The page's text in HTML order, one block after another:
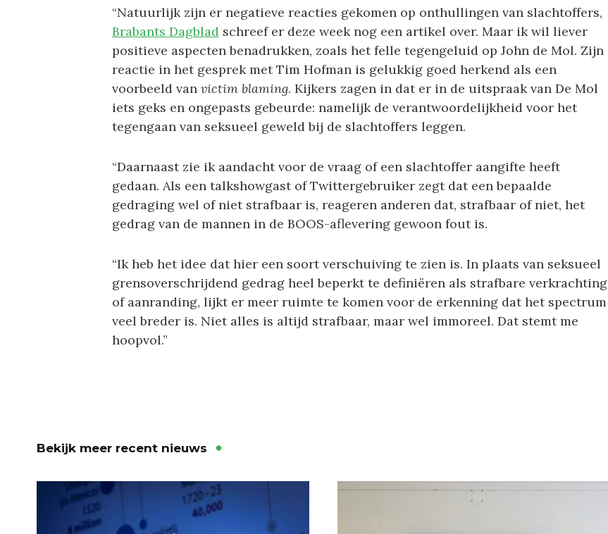
“Natuurlijk zijn er negatieve reacties gekomen op onthullingen van slachtoffers,
Brabants Dagbladschreef er deze week nog een artikel over. Maar ik wil liever
positieve aspecten benadrukken, zoals het felle tegengeluid op John de Mol. Zijn
reactie in het gesprek met Tim Hofman is gelukkig goed herkend als een
voorbeeld van victim blaming. Kijkers zagen in dat er in de uitspraak van De Mol
iets geks en ongepasts gebeurde: namelijk de verantwoordelijkheid voor het
tegengaan van seksueel geweld bij de slachtoffers leggen.
“Daarnaast zie ik aandacht voor de vraag of een slachtoffer aangifte heeft
gedaan. Als een talkshowgast of Twittergebruiker zegt dat een bepaalde
gedraging wel of niet strafbaar is, reageren anderen dat, strafbaar of niet, het
gedrag van de mannen in de BOOS-aflevering gewoon fout is.
“Ik heb het idee dat hier een soort verschuiving te zien is. In plaats van seksueel
grensoverschrijdend gedrag heel beperkt te definiëren als strafbare verkrachting
of aanranding, lijkt er meer ruimte te komen voor de erkenning dat het spectrum
veel breder is. Niet alles is altijd strafbaar, maar wel immoreel. Dat stemt me
hoopvol.”
Bekijk meer recent nieuws